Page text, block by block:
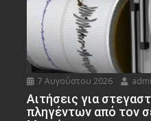
7 Αυγούστου 2026
Αιτήσεις για
πληγέντων από τον